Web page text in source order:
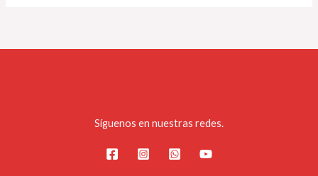
Síguenos en nuestras redes.